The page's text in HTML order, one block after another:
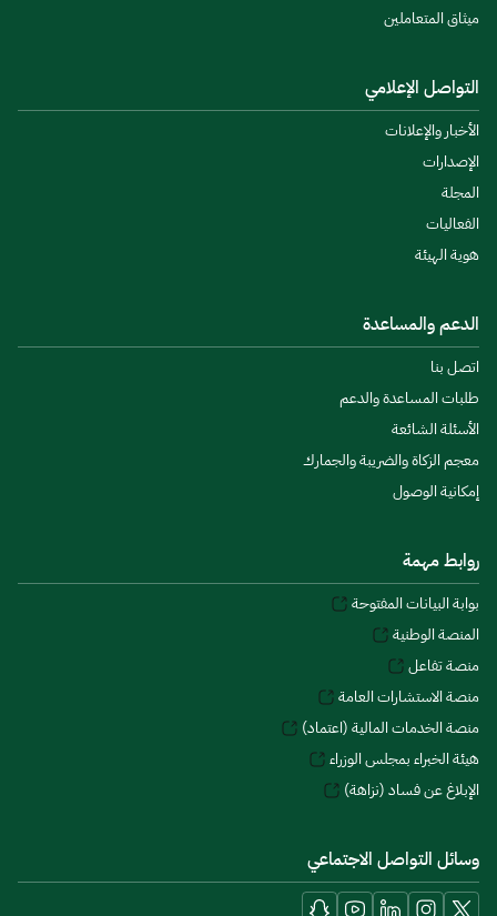
ميثاق المتعاملين
التواصل الإعلامي
الأخبار والإعلانات
الإصدارات
المجلة
الفعاليات
هوية الهيئة
الدعم والمساعدة
اتصل بنا
طلبات المساعدة والدعم
الأسئلة الشائعة
معجم الزكاة والضريبة والجمارك
إمكانية الوصول
روابط مهمة
بوابة البيانات المفتوحة
المنصة الوطنية
منصة تفاعل
منصة الاستشارات العامة
منصة الخدمات المالية (اعتماد)
هيئة الخبراء بمجلس الوزراء
الإبلاغ عن فساد (نزاهة)
وسائل التواصل الاجتماعي